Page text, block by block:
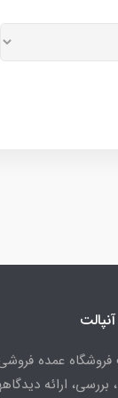
فروشگاه عمده
بررسی، ارائه